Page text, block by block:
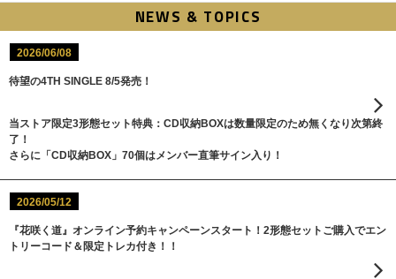
NEWS & TOPICS
2026/06/08
待望の4TH SINGLE 8/5発売！
当ストア限定3形態セット特典：CD収納BOXは数量限定のため無くなり次第終
了！
さらに「CD収納BOX」70個はメンバー直筆サイン入り！
2026/05/12
『花咲く道』オンライン予約キャンペーンスタート！2形態セットご購入でエン
トリーコード＆限定トレカ付き！！